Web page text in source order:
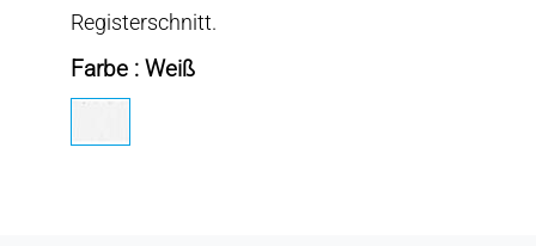
Registerschnitt.
Farbe : Weiß